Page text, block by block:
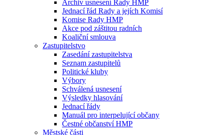
Archiv usnesení Rady HMP
Jednací řád Rady a jejích Komisí
Komise Rady HMP
Akce pod záštitou radních
Koaliční smlouva
Zastupitelstvo
Zasedání zastupitelstva
Seznam zastupitelů
Politické kluby
Výbory
Schválená usnesení
Výsledky hlasování
Jednací řády
Manuál pro interpelující občany
Čestné občanství HMP
Městské části